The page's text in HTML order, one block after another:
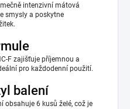
intenzivní mátová
smysly a poskytne
F zajišťuje příjemnou a
pro každodenní použití.
balení
obsahuje 6 kusů želé, což je